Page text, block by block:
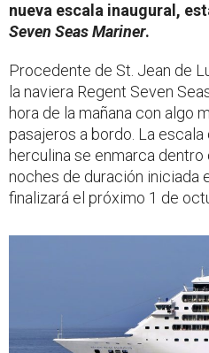
nueva escala inaugural,
Seven Seas Mariner.
Procedente de St. Jean de
la naviera Regent Seven
hora de la mañana con algo
pasajeros a bordo. La escala
herculina se enmarca
noches de duración iniciada
finalizará el próximo 1 de